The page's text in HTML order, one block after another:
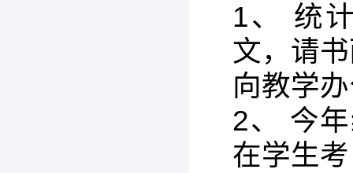
1、 统
文，请
向教学
2、 今
在学生考